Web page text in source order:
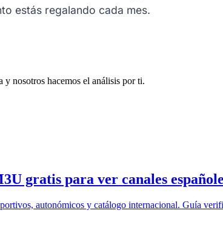
estás regalando cada mes.
nosotros hacemos el análisis por ti.
gratis para ver canales
autonómicos y catálogo internacional. Guía